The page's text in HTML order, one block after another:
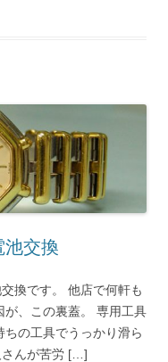
交換
換です。 他店で何軒も
、この裏蓋。 専用工具
の工具でうっかり滑ら
さんが苦労 […]